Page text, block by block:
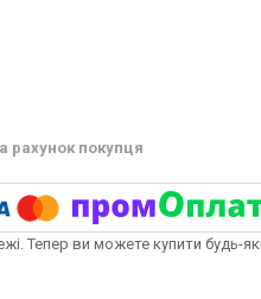
рахунок покупця
Тепер ви можете купити будь-